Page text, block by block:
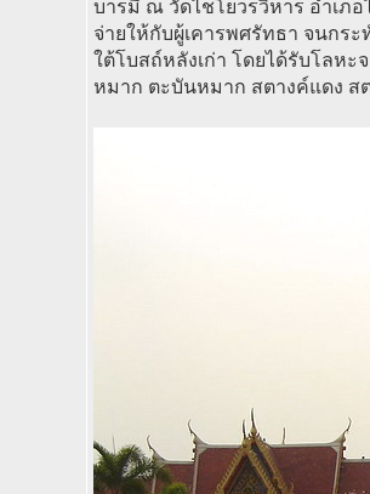
บารมี ณ วัดไชโยวรวิหาร อำเภ
จ่ายให้กับผู้เคารพศรัทธา จนกร
ใต้โบสถ์หลังเก่า โดยได้รับโลห
หมาก ตะบันหมาก สตางค์แดง ส